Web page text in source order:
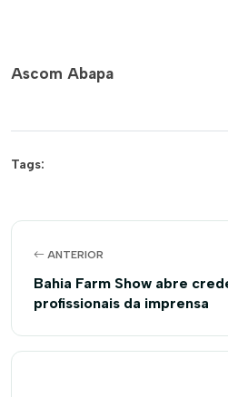
Ascom Abapa
Tags:
ANTERIOR
Bahia Farm Show abre
profissionais da imprensa